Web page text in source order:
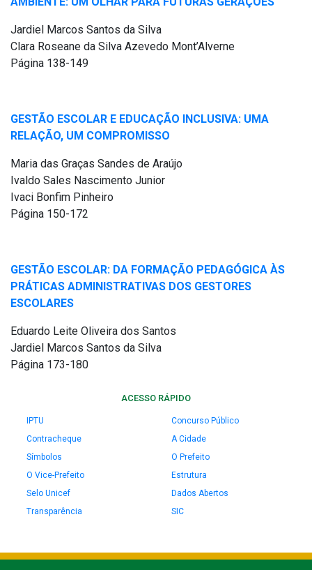
Jardiel Marcos Santos da Silva
Clara Roseane da Silva Azevedo Mont’Alverne
Página 138-149
GESTÃO ESCOLAR E EDUCAÇÃO INCLUSIVA: UMA
RELAÇÃO, UM COMPROMISSO
Maria das Graças Sandes de Araújo
Ivaldo Sales Nascimento Junior
Ivaci Bonfim Pinheiro
Página 150-172
GESTÃO ESCOLAR: DA FORMAÇÃO PEDAGÓGICA ÀS
PRÁTICAS ADMINISTRATIVAS DOS GESTORES
ESCOLARES
Eduardo Leite Oliveira dos Santos
Jardiel Marcos Santos da Silva
Página 173-180
ACESSO RÁPIDO
IPTU
Concurso Público
Contracheque
A Cidade
Símbolos
O Prefeito
O Vice-Prefeito
Estrutura
Selo Unicef
Dados Abertos
Transparência
SIC